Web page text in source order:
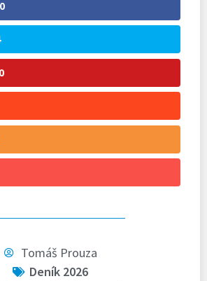
0
0
Tomáš Prouza
Deník 2026